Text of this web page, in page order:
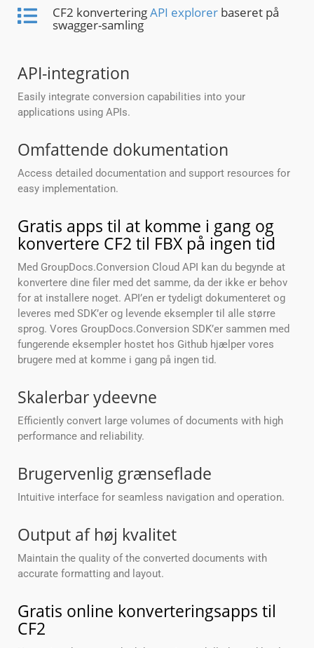
CF2 konverteringAPI explorer baseret på
swagger-samling
API-integration
Easily integrate conversion capabilities into your
applications using APIs.
Omfattende dokumentation
Access detailed documentation and support resources for
easy implementation.
Gratis apps til at komme i gang og
konvertere CF2 til FBX på ingen tid
Med GroupDocs.Conversion Cloud API kan du begynde at
konvertere dine filer med det samme, da der ikke er behov
for at installere noget. API’en er tydeligt dokumenteret og
leveres med SDK’er og levende eksempler til alle større
sprog. Vores GroupDocs.Conversion SDK’er sammen med
fungerende eksempler hostet hos Github hjælper vores
brugere med at komme i gang på ingen tid.
Skalerbar ydeevne
Efficiently convert large volumes of documents with high
performance and reliability.
Brugervenlig grænseflade
Intuitive interface for seamless navigation and operation.
Output af høj kvalitet
Maintain the quality of the converted documents with
accurate formatting and layout.
Gratis online konverteringsapps til
CF2